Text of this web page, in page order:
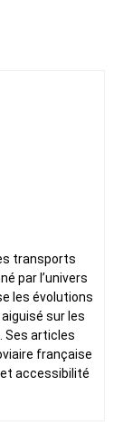
transports
par l’univers
les évolutions
sur les
Ses articles
française
accessibilité